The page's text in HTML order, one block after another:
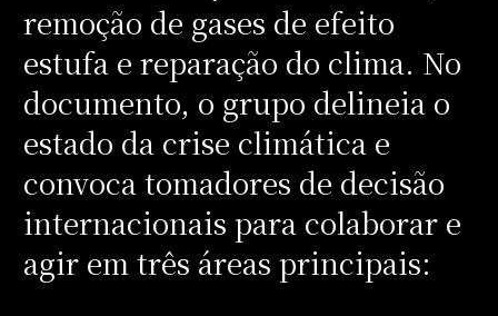
remoção de gases de efeito
estufa e reparação do clima. No
documento, o grupo delineia o
estado da crise climática e
convoca tomadores de decisão
internacionais para colaborar e
agir em três áreas principais: